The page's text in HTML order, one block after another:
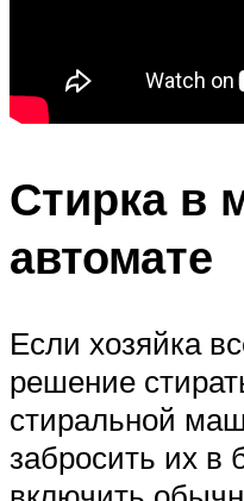
Стирка в
автомате
Если хозяйка
решение
стиральной
забросить их в